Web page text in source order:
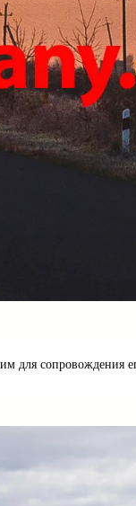
для сопровождения